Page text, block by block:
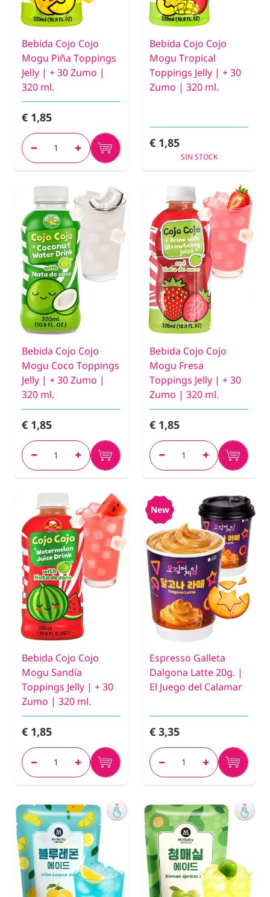
Bebida Cojo Cojo
Mogu Piña Toppings
Jelly | + 30 Zumo |
320 ml.
€ 1,85
Bebida Cojo Cojo
Mogu Tropical
Toppings Jelly | + 30
Zumo | 320 ml.
€ 1,85
SIN STOCK
Bebida Cojo Cojo
Mogu Coco Toppings
Jelly | + 30 Zumo |
320 ml.
€ 1,85
Bebida Cojo Cojo
Mogu Fresa
Toppings Jelly | + 30
Zumo | 320 ml.
€ 1,85
Bebida Cojo Cojo
Mogu Sandía
Toppings Jelly | + 30
Zumo | 320 ml.
€ 1,85
New
Espresso Galleta
Dalgona Latte 20g. |
El Juego del Calamar
€ 3,35